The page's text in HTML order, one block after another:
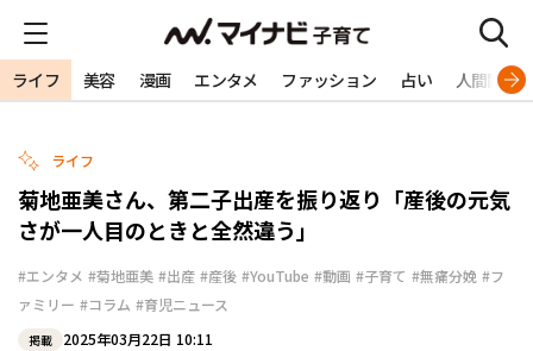
ライフ 美容 漫画 エンタメ ファッション 占い 人間関係
ライフ
菊地亜美さん、第二子出産を振り返り「産後の元気
さが一人目のときと全然違う」
#エンタメ #菊地亜美 #出産 #産後 #YouTube #動画 #子育て #無痛分娩 #フ
ァミリー #コラム #育児ニュース
掲載 2025年03月22日 10:11